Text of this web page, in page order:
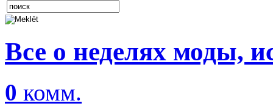
Все о неделях моды,
0 комм.